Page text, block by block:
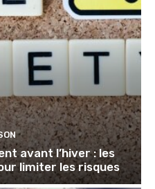
avant l’hiver : les
limiter les risques